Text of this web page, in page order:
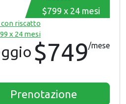
$799 x 24 mesi
riscatto
x 24 mesi
$749/mese
Prenotazione